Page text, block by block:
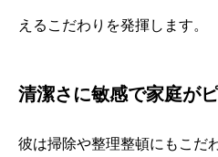
えるこだわりを発揮します。
清潔さに敏感で家庭が
彼は掃除や整理整頓にもこだ